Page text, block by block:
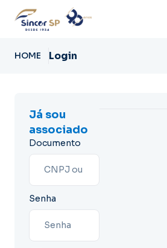
HOME Login
Já sou
associado
Documento
Senha